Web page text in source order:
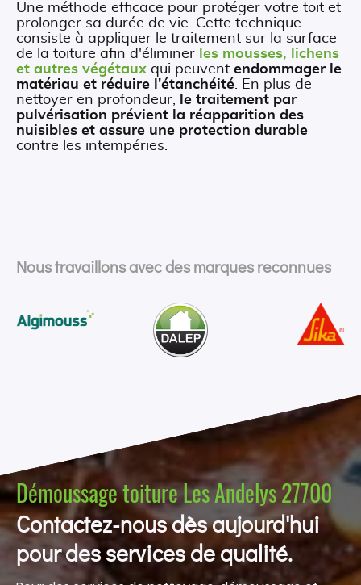
Une méthode efficace pour protéger votre toit et
prolonger sa durée de vie. Cette technique
consiste à appliquer le traitement sur la surface
de la toiture afin d'éliminer les mousses, lichens
et autres végétaux qui peuvent endommager le
matériau et réduire l'étanchéité. En plus de
nettoyer en profondeur,
le traitement par
pulvérisation prévient la réapparition des
nuisibles et assure une protection durable
contre les intempéries.
Nous travaillons avec des marques reconnues
Démoussage toiture Les Andelys 27700
Contactez-nous dès aujourd'hui
pour des services de qualité.